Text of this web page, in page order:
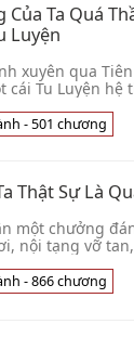
Của Ta Quá
Luyện
xuyên qua
cái Tu Luyện hệ
Thần Kiến
- 501 chương
Thật Sự Là
một chưởng
nội tạng vỡ
biế👦 Đường Tào
- 866 chương